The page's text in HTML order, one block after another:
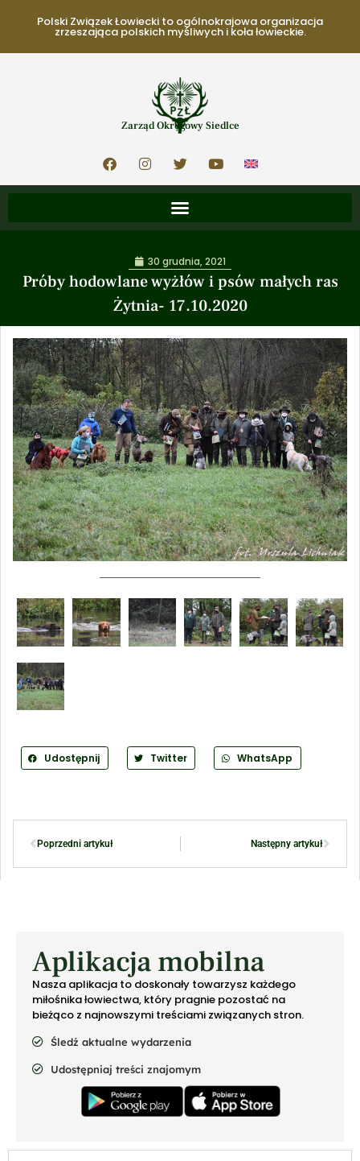
Polski Związek Łowiecki to ogólnokrajowa organizacja
zrzeszająca polskich myśliwych i koła łowieckie.
Zarząd Okręgowy Siedlce
Próby hodowlane wyżłów i psów małych ras
Żytnia- 17.10.2020
30 grudnia, 2021
Udostępnij Twitter WhatsApp
Poprzedni artykuł Następny artykuł
Aplikacja mobilna
Nasza aplikacja to doskonały towarzysz każdego
miłośnika łowiectwa, który pragnie pozostać na
bieżąco z najnowszymi treściami związanych stron.
Śledź aktualne wydarzenia
Udostępniaj treści znajomym